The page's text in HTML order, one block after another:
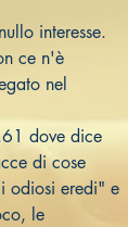
interesse.
ce n'è
nel
dove dice
di cose
odiosi eredi" e
le